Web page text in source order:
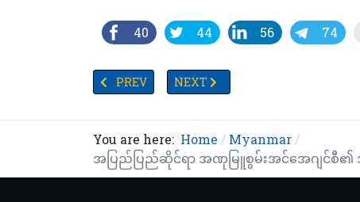
40 44 56 74
PREVIOUS ARTICLE: ဒေသတွင်း မတည်ငြိမ်မှုမျာ
PREV NEXT ARTICLE: ချက်နိုင်ငံတွင် ပြု
NEXT
You are here: Home
Myanmar
အပြည်ပြည်ဆိုင်ရာ အဏုမြူစွမ်းအင်အေဂျင်စီ၏